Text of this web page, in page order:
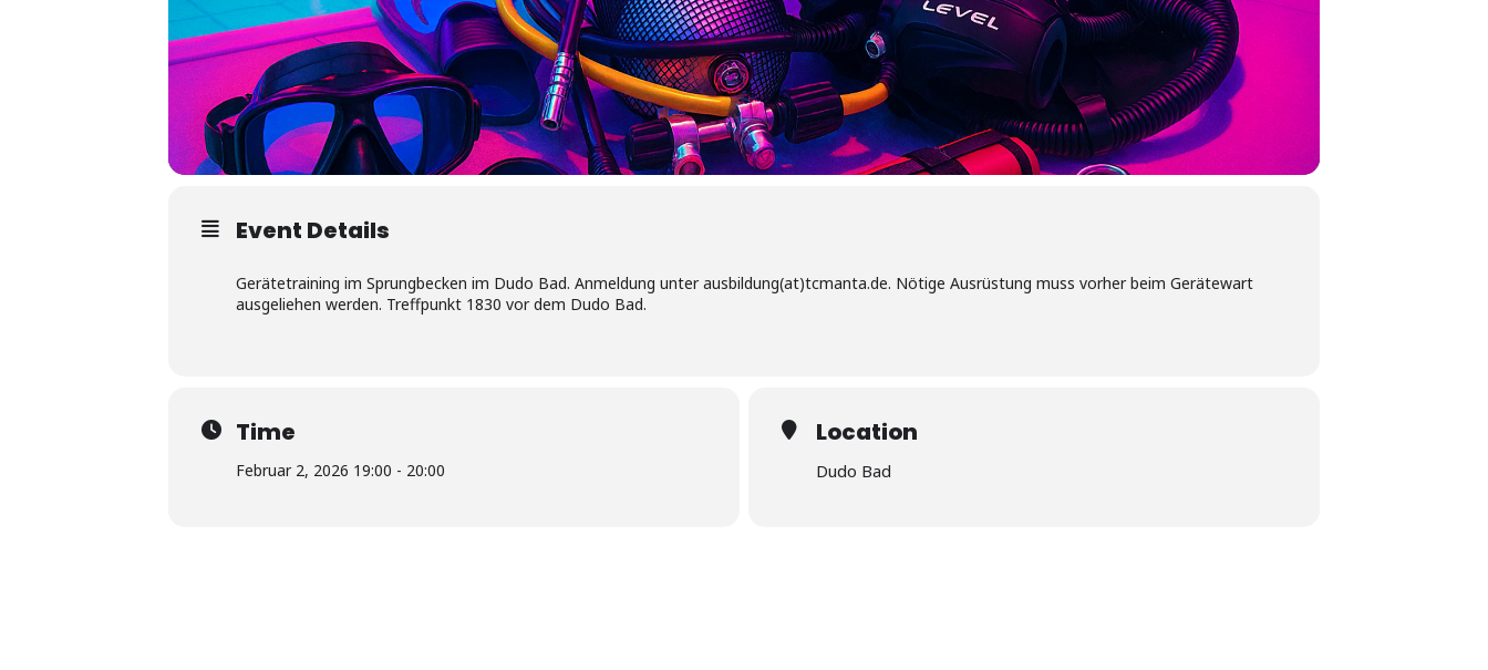
Event Details
Gerätetraining im Sprungbecken im Dudo Bad. Anmeldung unter ausbildung(at)tcmanta.de. Nötige Ausrüstung muss vorher beim Gerätewart
ausgeliehen werden. Treffpunkt 1830 vor dem Dudo Bad.
Time
Februar 2, 2026 19:00 - 20:00
Location
Dudo Bad